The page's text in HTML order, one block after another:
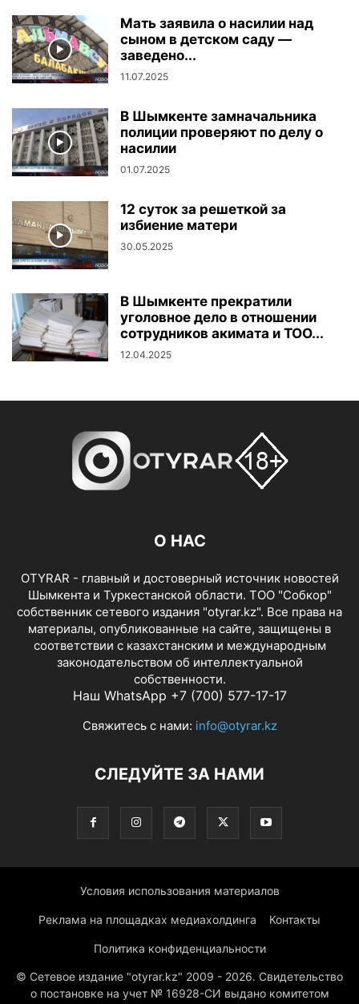
Мать заявила о насилии над
сыном в детском саду —
заведено...
11.07.2025
В Шымкенте замначальника
полиции проверяют по делу о
насилии
01.07.2025
12 суток за решеткой за
избиение матери
30.05.2025
В Шымкенте прекратили
уголовное дело в отношении
сотрудников акимата и ТОО...
12.04.2025
О НАС
OTYRAR - главный и достоверный источник новостей
Шымкента и Туркестанской области. ТОО "Собкор"
собственник сетевого издания "otyrar.kz". Все права на
материалы, опубликованные на сайте, защищены в
соответствии с казахстанским и международным
законодательством об интеллектуальной
собственности.
Наш WhatsApp +7 (700) 577-17-17
Свяжитесь с нами: info@otyrar.kz
СЛЕДУЙТЕ ЗА НАМИ
Условия использования материалов
Реклама на площадках медиахолдинга Контакты
Политика конфиденциальности
© Сетевое издание "otyrar.kz" 2009 - 2026. Свидетельство
о постановке на учет № 16928-СИ выдано комитетом